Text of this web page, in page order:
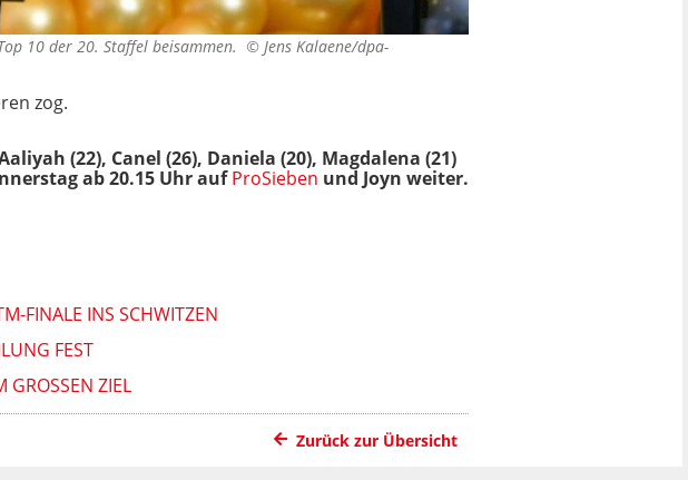
10 der 20. Staffel beisammen. © Jens Kalaene/dpa-
zog.
(22), Canel (26), Daniela (20), Magdalena (21)
ab 20.15 Uhr aufProSieben und Joyn weiter.
FINALE INS SCHWITZEN
FEST
ZIEL
Zurück zur Übersicht